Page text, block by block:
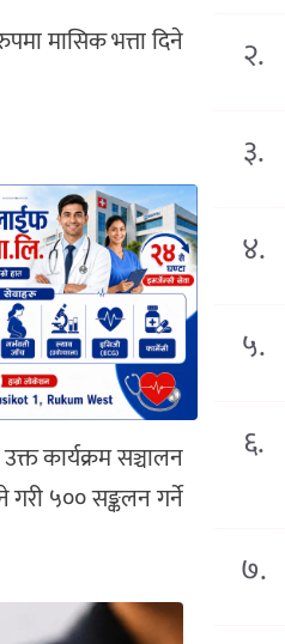
मासिक भत्ता दिने
कार्यक्रम सञ्चालन
गरी ५०० सङ्कलन गर्ने
२.
३.
४.
५.
६.
७.